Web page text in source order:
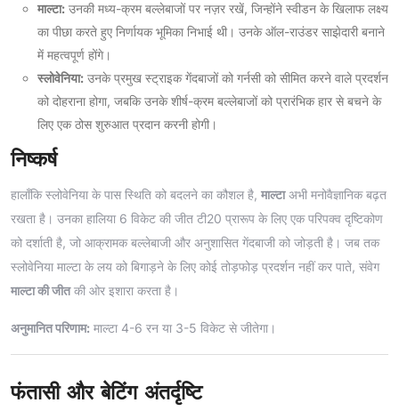
माल्टा: उनकी मध्य-क्रम बल्लेबाजों पर नज़र रखें, जिन्होंने स्वीडन के खिलाफ लक्ष्य
का पीछा करते हुए निर्णायक भूमिका निभाई थी। उनके ऑल-राउंडर साझेदारी बनाने
में महत्वपूर्ण होंगे।
स्लोवेनिया: उनके प्रमुख स्ट्राइक गेंदबाजों को गर्नसी को सीमित करने वाले प्रदर्शन
को दोहराना होगा, जबकि उनके शीर्ष-क्रम बल्लेबाजों को प्रारंभिक हार से बचने के
लिए एक ठोस शुरुआत प्रदान करनी होगी।
निष्कर्ष
हालाँकि स्लोवेनिया के पास स्थिति को बदलने का कौशल है, माल्टाअभी मनोवैज्ञानिक बढ़त
रखता है। उनका हालिया 6 विकेट की जीत टी20 प्रारूप के लिए एक परिपक्व दृष्टिकोण
को दर्शाती है, जो आक्रामक बल्लेबाजी और अनुशासित गेंदबाजी को जोड़ती है। जब तक
स्लोवेनिया माल्टा के लय को बिगाड़ने के लिए कोई तोड़फोड़ प्रदर्शन नहीं कर पाते, संवेग
माल्टा की जीतकी ओर इशारा करता है।
अनुमानित परिणाम: माल्टा 4-6 रन या 3-5 विकेट से जीतेगा।
फंतासी और बेटिंग अंतर्दृष्टि